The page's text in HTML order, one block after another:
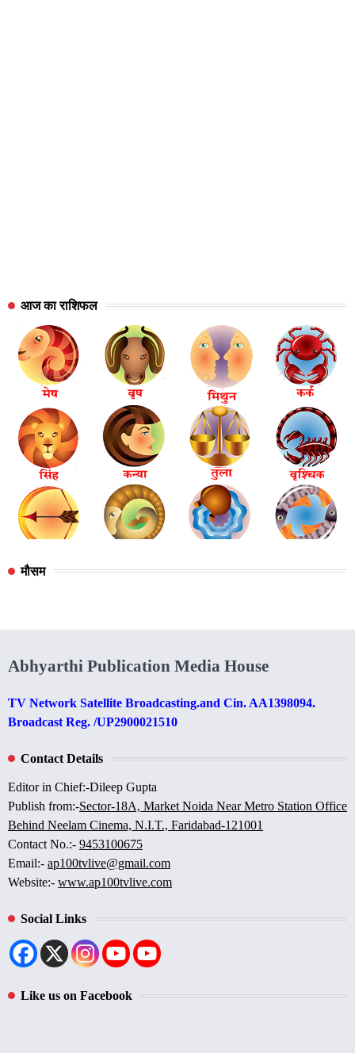
आज का राशिफल
मौसम
Abhyarthi Publication Media House
TV Network Satellite Broadcasting.and Cin. AA1398094.
Broadcast Reg. /UP2900021510
Contact Details
Editor in Chief:-Dileep Gupta
Publish from:-Sector-18A, Market Noida Near Metro Station Office
Behind Neelam Cinema, N.I.T., Faridabad-121001
Contact No.:- 9453100675
Email:- ap100tvlive@gmail.com
Website:- www.ap100tvlive.com
Social Links
Like us on Facebook